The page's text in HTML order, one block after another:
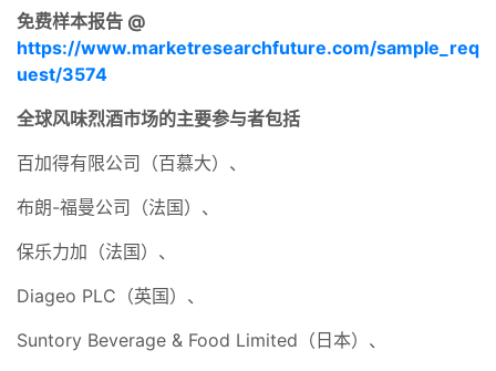
免费样本报告 @
https://www.marketresearchfuture.com/sample_req
uest/3574
全球风味烈酒市场的主要参与者包括
百加得有限公司（百慕大）、
布朗-福曼公司（法国）、
保乐力加（法国）、
Diageo PLC（英国）、
Suntory Beverage & Food Limited（日本）、